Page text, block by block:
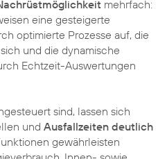
mehrfach:
eine gesteigerte
optimierte Prozesse auf, die
und die dynamische
Echtzeit-Auswertungen
sind, lassen sich
und Ausfallzeiten deutlich
gewährleisten